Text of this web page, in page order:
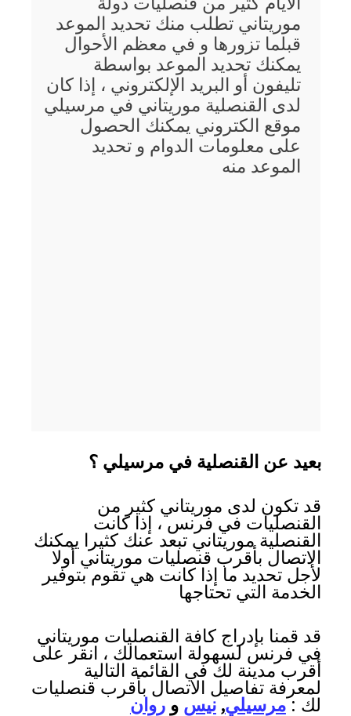
موريتاني تطلب منك تحديد الموعد
قبلما تزورها و في معظم الأحوال
يمكنك تحديد الموعد بواسطة
تليفون أو البريد الإلكتروني ، إذا كان
لدى القنصلية موريتاني في مرسيلي
موقع الكتروني يمكنك الحصول
على معلومات الدوام و تحديد
الموعد منه
بعيد عن القنصلية في مرسيلي ؟
قد تكون لدى موريتاني كثير من
القنصليات في فرنس ، إذا كانت
القنصلية موريتاني تبعد عنك كثيرا يمكنك
الاتصال بأقرب قنصليات موريتاني أولا
لأجل تحديد ما إذا كانت هي تقوم بتوفير
الخدمة التي تحتاجها
قد قمنا بإدراج كافة القنصليات موريتاني
في فرنس لسهولة استعمالك ، انقر على
أقرب مدينة لك في القائمة التالية
لمعرفة تفاصيل الاتصال بأقرب قنصليات
لك :مرسيلي,نيس وروان